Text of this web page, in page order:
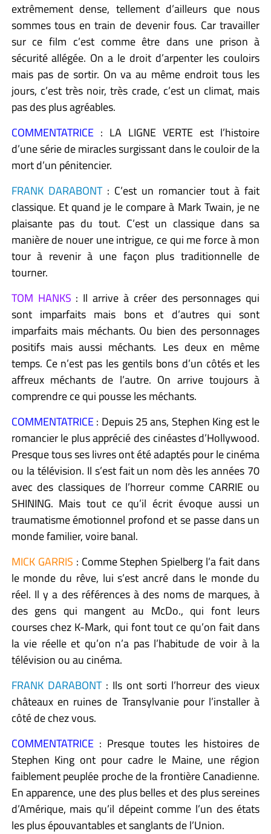
extrêmement dense, tellement d’ailleurs que nous
sommes tous en train de devenir fous. Car travailler
sur ce film c’est comme être dans une prison à
sécurité allégée. On a le droit d’arpenter les couloirs
mais pas de sortir. On va au même endroit tous les
jours, c’est très noir, très crade, c’est un climat, mais
pas des plus agréables.
COMMENTATRICE: LA LIGNE VERTE est l’histoire
d’une série de miracles surgissant dans le couloir de la
mort d’un pénitencier.
FRANK DARABONT: C’est un romancier tout à fait
classique. Et quand je le compare à Mark Twain, je ne
plaisante pas du tout. C’est un classique dans sa
manière de nouer une intrigue, ce qui me force à mon
tour à revenir à une façon plus traditionnelle de
tourner.
TOM HANKS : Il arrive à créer des personnages qui
sont imparfaits mais bons et d’autres qui sont
imparfaits mais méchants. Ou bien des personnages
positifs mais aussi méchants. Les deux en même
temps. Ce n’est pas les gentils bons d’un côtés et les
affreux méchants de l’autre. On arrive toujours à
comprendre ce qui pousse les méchants.
COMMENTATRICE: Depuis 25 ans, Stephen King est le
romancier le plus apprécié des cinéastes d’Hollywood.
Presque tous ses livres ont été adaptés pour le cinéma
ou la télévision. Il s’est fait un nom dès les années 70
avec des classiques de l’horreur comme CARRIE ou
SHINING. Mais tout ce qu’il écrit évoque aussi un
traumatisme émotionnel profond et se passe dans un
monde familier, voire banal.
MICK GARRIS : Comme Stephen Spielberg l’a fait dans
le monde du rêve, lui s’est ancré dans le monde du
réel. Il y a des références à des noms de marques, à
des gens qui mangent au McDo., qui font leurs
courses chez K-Mark, qui font tout ce qu’on fait dans
la vie réelle et qu’on n’a pas l’habitude de voir à la
télévision ou au cinéma.
FRANK DARABONT: Ils ont sorti l’horreur des vieux
châteaux en ruines de Transylvanie pour l’installer à
côté de chez vous.
COMMENTATRICE: Presque toutes les histoires de
Stephen King ont pour cadre le Maine, une région
faiblement peuplée proche de la frontière Canadienne.
En apparence, une des plus belles et des plus sereines
d’Amérique, mais qu’il dépeint comme l’un des états
les plus épouvantables et sanglants de l’Union.